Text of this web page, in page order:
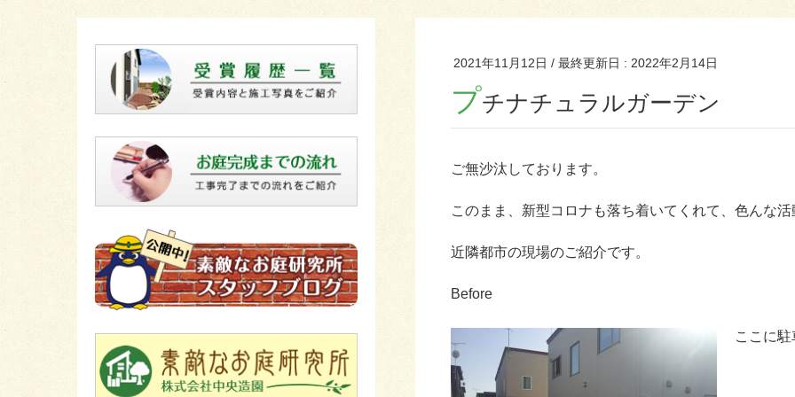
2021年11月12日 / 最終更新日 : 2022年2月14日
プチナチュラルガーデン
ご無沙汰しております。
このまま、新型コロナも落ち着いてくれて、色んな
近隣都市の現場のご紹介です。
Before
ここに